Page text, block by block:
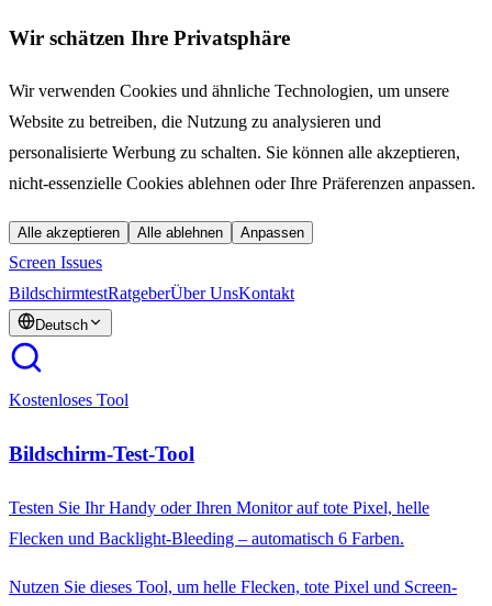
Wir schätzen Ihre Privatsphäre
Wir verwenden Cookies und ähnliche Technologien, um unsere
Website zu betreiben, die Nutzung zu analysieren und
personalisierte Werbung zu schalten. Sie können alle akzeptieren,
nicht-essenzielle Cookies ablehnen oder Ihre Präferenzen anpassen.
Alle akzeptieren Alle ablehnen Anpassen
Screen Issues
BildschirmtestRatgeberÜber UnsKontakt
Deutsch
Kostenloses Tool
Bildschirm-Test-Tool
Testen Sie Ihr Handy oder Ihren Monitor auf tote Pixel, helle
Flecken und Backlight-Bleeding – automatisch 6 Farben.
Nutzen Sie dieses Tool, um helle Flecken, tote Pixel und Screen-